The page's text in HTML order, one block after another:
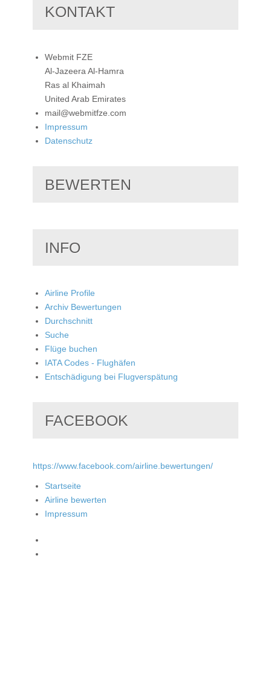
KONTAKT
Webmit FZE
Al-Jazeera Al-Hamra
Ras al Khaimah
United Arab Emirates
mail@webmitfze.com
Impressum
Datenschutz
BEWERTEN
INFO
Airline Profile
Archiv Bewertungen
Durchschnitt
Suche
Flüge buchen
IATA Codes - Flughäfen
Entschädigung bei Flugverspätung
FACEBOOK
https://www.facebook.com/airline.bewertungen/
Startseite
Airline bewerten
Impressum